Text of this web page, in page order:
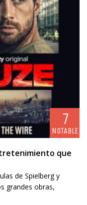
7
NOTABLE
que
de Spielberg y
grandes obras,